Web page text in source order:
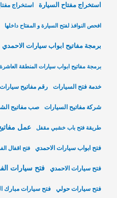
استخراج مفتاح السيارة استخراج
افحص النوافذ لفتح السيارة و المفتاح داخلها
برمجة مفاتيح ابواب سيارات الاحمدي
برمجة مفاتيح ابواب سيارات المنطقة العاشرة
خدمة فتح السيارات رقم مفاتيح سيارات
شركة مفاتيح السيارات صب مفاتيح
طريقة فتح باب خشبي مقفل عمل
فتح ابواب سيارات الاحمدي فتح اقفال
فتح سيارات الاحمدي فتح سيارات
فتح سيارات حولي فتح سيارات مبارك